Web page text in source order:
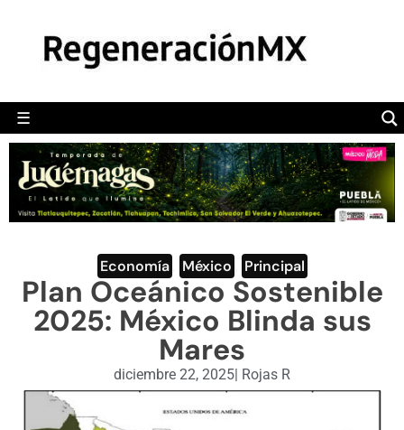
☰
POLÍTICA
CAMALEÓN
OPINIÓN
DEPORTES
ENGLISH SECTION
VIDEOS
Economía México Principal
Plan Oceánico Sostenible
2025: México Blinda sus
Mares
diciembre 22, 2025| Rojas R